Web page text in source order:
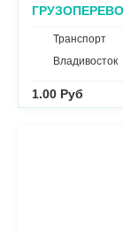
Транспорт
Владивосток
1.00 Руб